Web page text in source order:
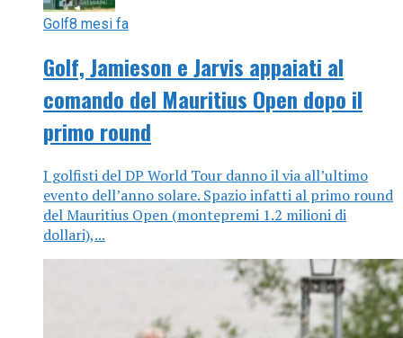
Golf8 mesi fa
Golf, Jamieson e Jarvis appaiati al
comando del Mauritius Open dopo il
primo round
I golfisti del DP World Tour danno il via all’ultimo
evento dell’anno solare. Spazio infatti al primo round
del Mauritius Open (montepremi 1.2 milioni di
dollari),...